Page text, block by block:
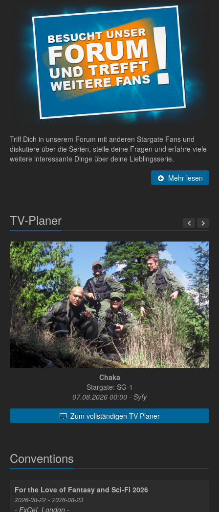
Triff Dich in unserem Forum mit anderen Stargate Fans und
diskutiere über die Serien, stelle deine Fragen und erfahre viele
weitere interessante Dinge über deine Lieblingsserie.
Mehr lesen
TV-Planer
Chaka
Stargate: SG-1
07.08.2026 00:00 - Syfy
Zum vollständigen TV Planer
Conventions
For the Love of Fantasy and Sci-Fi 2026
2026-08-22 - 2026-08-23
- ExCeL London -